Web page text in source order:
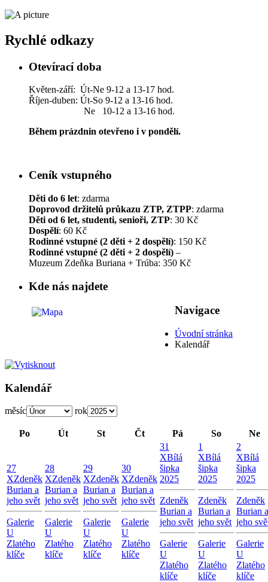
Rychlé odkazy
Otevírací doba
Květen-září: Út-Ne 9-12 a 13-17 hod.
Říjen-duben: Út-So 9-12 a 13-16 hod.
Ne 10-12 a 13-16 hod.
Během prázdnin otevřeno i v pondělí.
Ceník vstupného
Děti do 6 let: zdarma
Doprovod držitelů průkazu ZTP, ZTPP: zdarma
Děti od 6 let, studenti, senioři, ZTP: 30 Kč
Dospělí: 60 Kč
Rodinné vstupné (2 děti + 2 dospělí): 150 Kč
Rodinné vstupné (2 děti + 2 dospělí) –
Muzeum Zdeňka Buriana + Trúba: 350 Kč
Kde nás najdete
Navigace
Úvodní stránka
Kalendář
Kalendář
měsíc rok
Po Út St Čt Pá So Ne
27
XZdeněk
Burian a
jeho svět
Galerie
U
Zlatého
klíče
28
XZdeněk
Burian a
jeho svět
Galerie
U
Zlatého
klíče
29
XZdeněk
Burian a
jeho svět
Galerie
U
Zlatého
klíče
30
XZdeněk
Burian a
jeho svět
Galerie
U
Zlatého
klíče
31
XBílá
šipka
2025
Zdeněk
Burian a
jeho svět
Galerie
U
Zlatého
klíče
1
XBílá
šipka
2025
Zdeněk
Burian a
jeho svět
Galerie
U
Zlatého
klíče
2
XBílá
šipka
2025
Zdeněk
Burian a
jeho
Galerie
U
Zlatého
klíče